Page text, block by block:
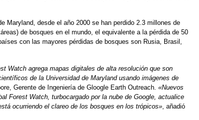
Maryland, desde el año 2000 se han perdido 2.3 millones de
de bosques en el mundo, el equivalente a la pérdida de 50
con las mayores pérdidas de bosques son Rusia, Brasil,
Watch agrega mapas digitales de alta resolución que son
de la Universidad de Maryland usando imágenes de
Gerente de Ingeniería de Gloogle Earth Outreach. «Nuevos
Forest Watch, turbocargado por la nube de Google, actualice
ocurriendo el clareo de los bosques en los trópicos», añadió